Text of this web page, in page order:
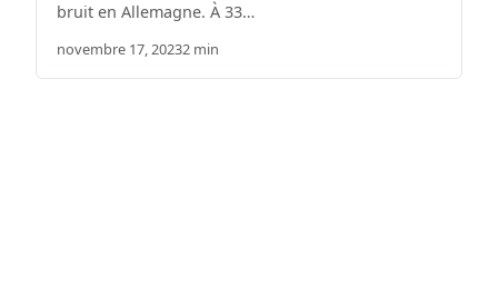
bruit en Allemagne. À 33…
novembre 17, 20232 min